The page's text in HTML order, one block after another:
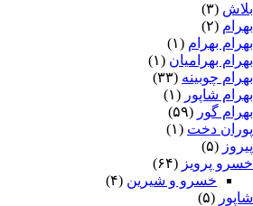
بلاش (۳)
بهرام (۲)
بهرام بهرام (۱)
بهرام بهرامیان‏ (۱)
بهرام چوبینه (۳۳)
بهرام شاپور (۱)
بهرام گور (۵۹)
پوران دخت (۱)
پیروز (۵)
خسرو پرویز (۶۴)
خسرو و شیرین (۴)
شاپور (۵)